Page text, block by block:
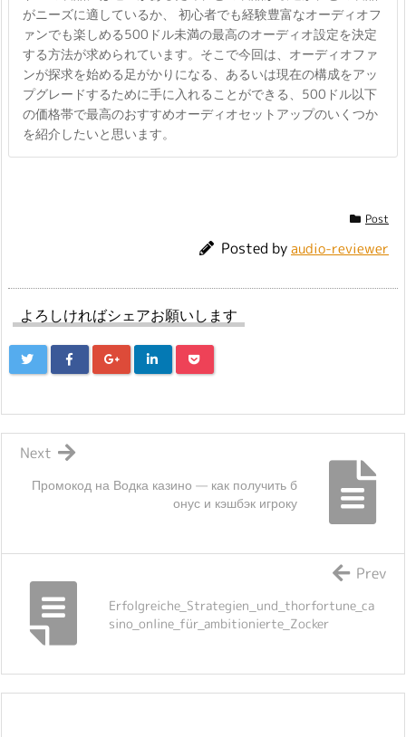
がニーズに適しているか、 初心者でも経験豊富なオーディオフ
ァンでも楽しめる500ドル未満の最高のオーディオ設定を決定
する方法が求められています。そこで今回は、オーディオファ
ンが探求を始める足がかりになる、あるいは現在の構成をアッ
プグレードするために手に入れることができる、500ドル以下
の価格帯で最高のおすすめオーディオセットアップのいくつか
を紹介したいと思います。
Post
Posted byaudio-reviewer
よろしければシェアお願いします
Промокод на Водка казино — как получить б
онус и кэшбэк игроку
Next
Erfolgreiche_Strategien_und_thorfortune_ca
sino_online_für_ambitionierte_Zocker
Prev